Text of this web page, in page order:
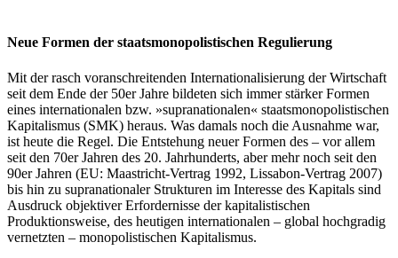
Neue Formen der staatsmonopolistischen Regulierung
Mit der rasch voranschreitenden Internationalisierung der Wirtschaft
seit dem Ende der 50er Jahre bildeten sich immer stärker Formen
eines internationalen bzw. »supranationalen« staatsmonopolistischen
Kapitalismus (SMK) heraus. Was damals noch die Ausnahme war,
ist heute die Regel. Die Entstehung neuer Formen des – vor allem
seit den 70er Jahren des 20. Jahrhunderts, aber mehr noch seit den
90er Jahren (EU: Maastricht-Vertrag 1992, Lissabon-Vertrag 2007)
bis hin zu supranationaler Strukturen im Interesse des Kapitals sind
Ausdruck objektiver Erfordernisse der kapitalistischen
Produktionsweise, des heutigen internationalen – global hochgradig
vernetzten – monopolistischen Kapitalismus.